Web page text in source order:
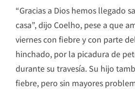
“Gracias a Dios hemos llegado
casa”, dijo Coelho, pese a que
viernes con fiebre y con parte
hinchado, por la picadura de
durante su travesía. Su hijo
fiebre, pero sin mayores